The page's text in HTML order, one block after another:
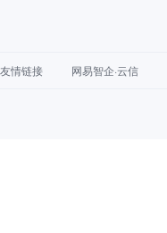
友情链接 网易智企·云信